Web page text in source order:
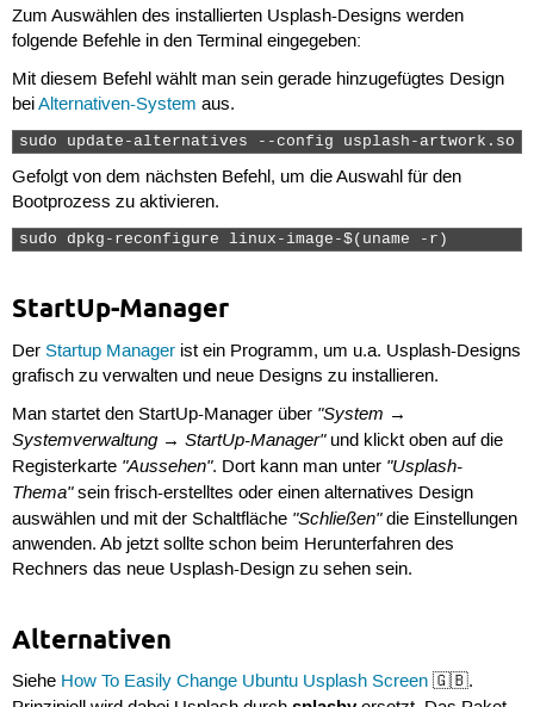
Zum Auswählen des installierten Usplash-Designs werden
folgende Befehle in den Terminal eingegeben:
Mit diesem Befehl wählt man sein gerade hinzugefügtes Design
beiAlternativen-System aus.
sudo update-alternatives --config usplash-artwork.so
Gefolgt von dem nächsten Befehl, um die Auswahl für den
Bootprozess zu aktivieren.
sudo dpkg-reconfigure linux-image-$(uname -r)
StartUp-Manager
Der Startup Managerist ein Programm, um u.a. Usplash-Designs
grafisch zu verwalten und neue Designs zu installieren.
Man startet den StartUp-Manager über "System →
Systemverwaltung → StartUp-Manager"und klickt oben auf die
Registerkarte "Aussehen". Dort kann man unter "Usplash-
Thema"sein frisch-erstelltes oder einen alternatives Design
auswählen und mit der Schaltfläche "Schließen"die Einstellungen
anwenden. Ab jetzt sollte schon beim Herunterfahren des
Rechners das neue Usplash-Design zu sehen sein.
Alternativen
Siehe How To Easily Change Ubuntu Usplash Screen🇬🇧.